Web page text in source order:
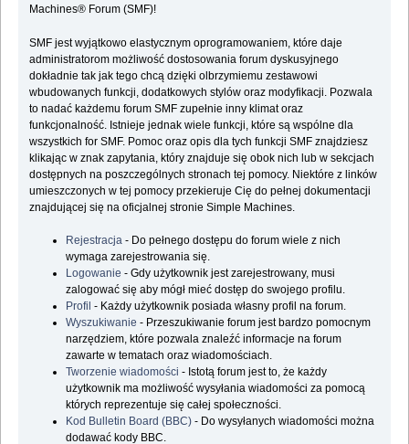
Machines® Forum (SMF)!
SMF jest wyjątkowo elastycznym oprogramowaniem, które daje
administratorom możliwość dostosowania forum dyskusyjnego
dokładnie tak jak tego chcą dzięki olbrzymiemu zestawowi
wbudowanych funkcji, dodatkowych stylów oraz modyfikacji. Pozwala
to nadać każdemu forum SMF zupełnie inny klimat oraz
funkcjonalność. Istnieje jednak wiele funkcji, które są wspólne dla
wszystkich for SMF. Pomoc oraz opis dla tych funkcji SMF znajdziesz
klikając w znak zapytania, który znajduje się obok nich lub w sekcjach
dostępnych na poszczególnych stronach tej pomocy. Niektóre z linków
umieszczonych w tej pomocy przekieruje Cię do pełnej dokumentacji
znajdującej się na oficjalnej stronie Simple Machines.
Rejestracja - Do pełnego dostępu do forum wiele z nich
wymaga zarejestrowania się.
Logowanie - Gdy użytkownik jest zarejestrowany, musi
zalogować się aby mógł mieć dostęp do swojego profilu.
Profil - Każdy użytkownik posiada własny profil na forum.
Wyszukiwanie - Przeszukiwanie forum jest bardzo pomocnym
narzędziem, które pozwala znaleźć informacje na forum
zawarte w tematach oraz wiadomościach.
Tworzenie wiadomości - Istotą forum jest to, że każdy
użytkownik ma możliwość wysyłania wiadomości za pomocą
których reprezentuje się całej społeczności.
Kod Bulletin Board (BBC) - Do wysyłanych wiadomości można
dodawać kody BBC.